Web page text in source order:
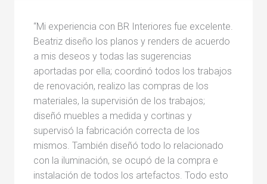
“Mi experiencia con BR Interiores fue excelente.
Beatriz diseño los planos y renders de acuerdo
a mis deseos y todas las sugerencias
aportadas por ella; coordinó todos los trabajos
de renovación, realizo las compras de los
materiales, la supervisión de los trabajos;
diseñó muebles a medida y cortinas y
supervisó la fabricación correcta de los
mismos. También diseñó todo lo relacionado
con la iluminación, se ocupó de la compra e
instalación de todos los artefactos. Todo esto